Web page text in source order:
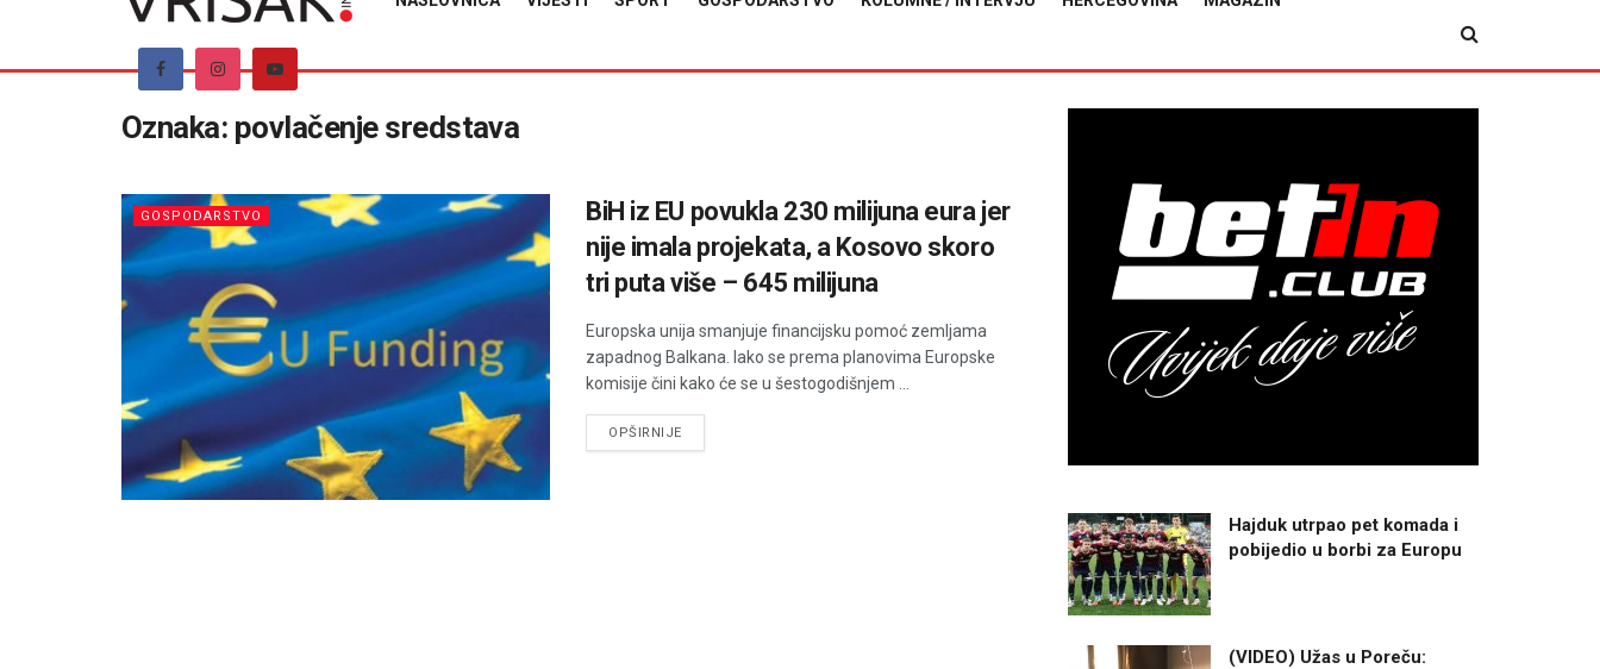
Oznaka: povlačenje sredstava
GOSPODARSTVO
BiH iz EU povukla 230 milijuna eura jer
nije imala projekata, a Kosovo skoro
tri puta više – 645 milijuna
Europska unija smanjuje financijsku pomoć zemljama
zapadnog Balkana. Iako se prema planovima Europske
komisije čini kako će se u šestogodišnjem ...
OPŠIRNIJEDETAILS
Hajduk utrpao pet komada i
pobijedio u borbi za Europu
(VIDEO) Užas u Poreču: